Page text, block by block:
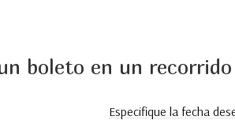
boleto en un
Especifique la fecha